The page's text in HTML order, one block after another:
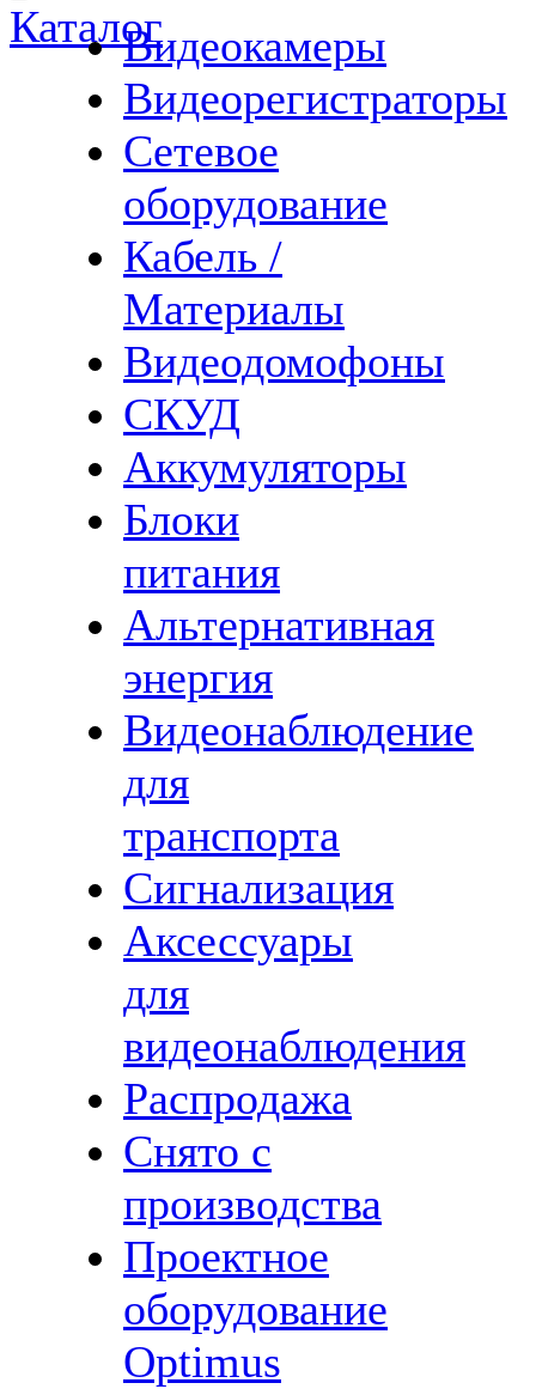
КаталогВидеокамеры
Видеорегистраторы
Сетевое
оборудование
Кабель /
Материалы
Видеодомофоны
СКУД
Аккумуляторы
Блоки
питания
Альтернативная
энергия
Видеонаблюдение
для
транспорта
Сигнализация
Аксессуары
для
видеонаблюдения
Распродажа
Снято с
производства
Проектное
оборудование
Optimus